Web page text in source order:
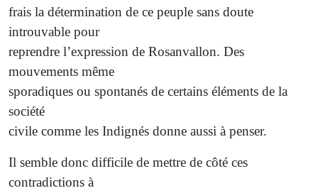
frais la détermination de ce peuple sans doute
introuvable pour
reprendre l’expression de Rosanvallon. Des
mouvements même
sporadiques ou spontanés de certains éléments de la
société
civile comme les Indignés donne aussi à penser.
Il semble donc difficile de mettre de côté ces
contradictions à